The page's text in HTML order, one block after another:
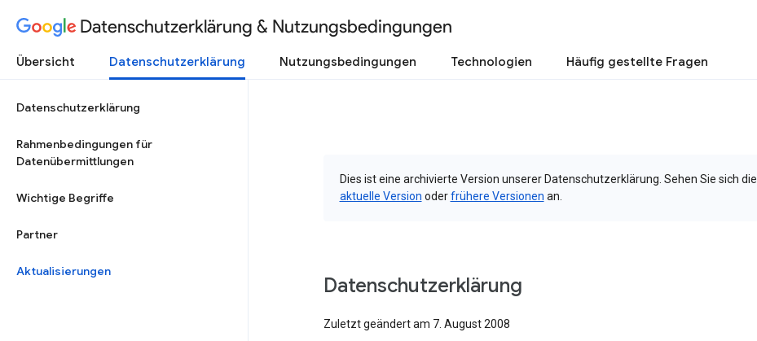
Datenschutzerklärung & Nutzungsbedingungen
Übersicht Datenschutzerklärung Nutzungsbedingungen Technologien Häufig gestellte Fragen
Datenschutzerklärung
Rahmenbedingungen für
Datenübermittlungen
Wichtige Begriffe
Partner
Aktualisierungen
Dies ist eine archivierte Version unserer Datenschutzerklärung. Sehen Sie sich die
aktuelle Version oderfrühere Versionen an.
Datenschutzerklärung
Zuletzt geändert am 7. August 2008